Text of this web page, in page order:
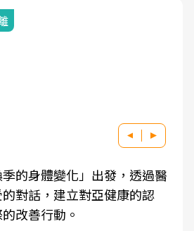
的身體變化」出發，透過醫
對話，建立對亞健康的認
改善行動。